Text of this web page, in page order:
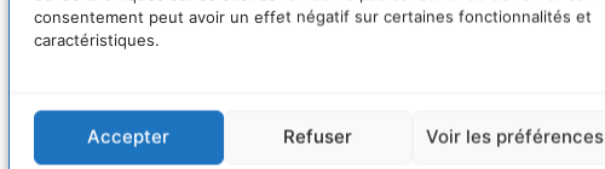
consentement peut avoir un effet négatif sur certaines fonctionnalités et
caractéristiques.
Accepter Refuser Voir les préférences